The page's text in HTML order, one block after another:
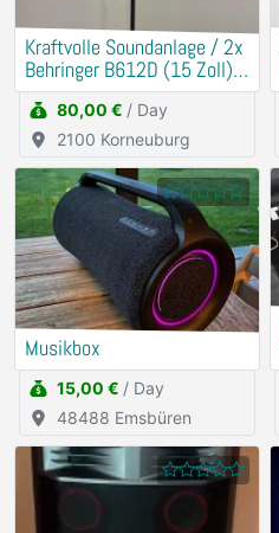
Kraftvolle Soundanlage / 2x
Behringer B612D (15 Zoll) +
Mischpult
80,00 € / Day
2100 Korneuburg
Musikbox
15,00 € / Day
48488 Emsbüren